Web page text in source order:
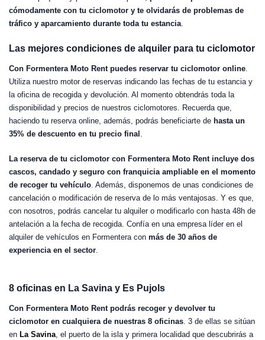
cómodamente con tu ciclomotor y te olvidarás de problemas de
tráfico y aparcamiento durante toda tu estancia.
Las mejores condiciones de alquiler para tu ciclomotor
Con Formentera Moto Rent puedes reservar tu ciclomotor online.
Utiliza nuestro motor de reservas indicando las fechas de tu estancia y
la oficina de recogida y devolución. Al momento obtendrás toda la
disponibilidad y precios de nuestros ciclomotores. Recuerda que,
haciendo tu reserva online, además, podrás beneficiarte de hasta un
35% de descuento en tu precio final.
La reserva de tu ciclomotor con Formentera Moto Rent incluye dos
cascos, candado y seguro con franquicia ampliable en el momento
de recoger tu vehículo. Además, disponemos de unas condiciones de
cancelación o modificación de reserva de lo más ventajosas. Y es que,
con nosotros, podrás cancelar tu alquiler o modificarlo con hasta 48h de
antelación a la fecha de recogida. Confía en una empresa líder en el
alquiler de vehículos en Formentera con más de 30 años de
experiencia en el sector.
8 oficinas en La Savina y Es Pujols
Con Formentera Moto Rent podrás recoger y devolver tu
ciclomotor en cualquiera de nuestras 8 oficinas. 3 de ellas se sitúan
en La Savina, el puerto de la isla y primera localidad que descubrirás a